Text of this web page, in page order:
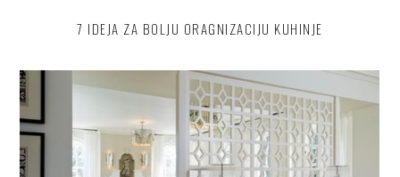
7 IDEJA ZA BOLJU ORAGNIZACIJU KUHINJE